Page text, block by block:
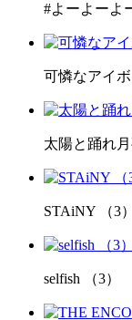
#よーよーよ
可憐なアイボ
太陽と踊れ月
STAiNY （3）
selfish （3）